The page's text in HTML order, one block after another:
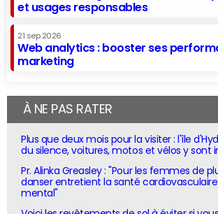
et usages responsables
21 sep 2026
Web analytics : booster ses
marketing
À NE PAS RATER
Plus que deux mois pour la visiter : l'île
du silence, voitures, motos et vélos y sont
Pr. Alinka Greasley : "Pour les femmes de
danser entretient la santé
mental"